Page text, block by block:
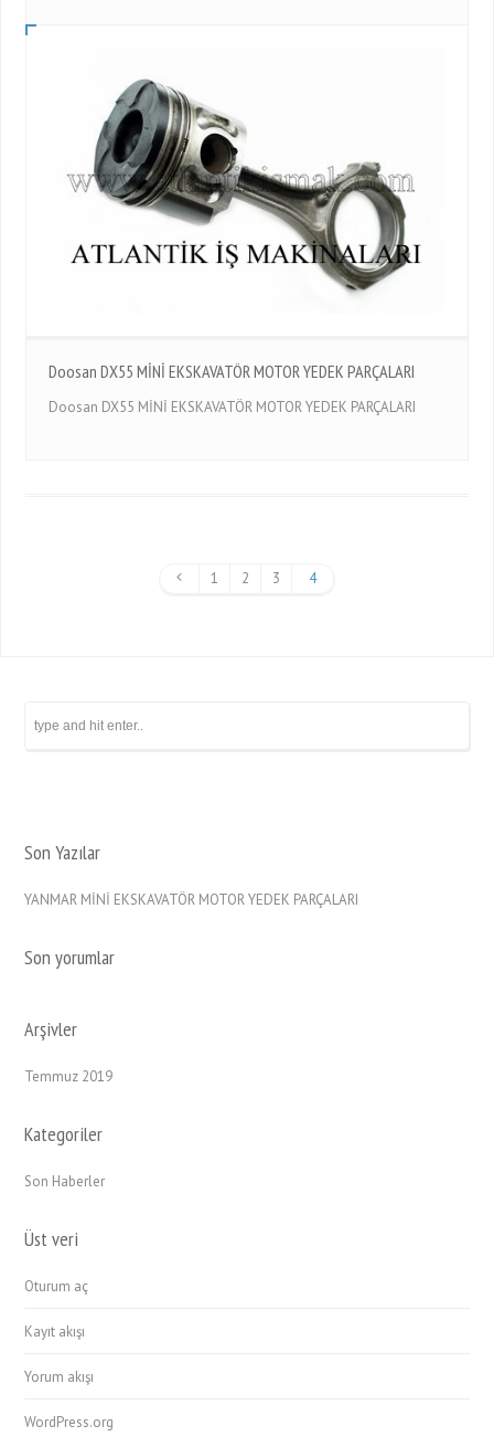
Doosan DX55 MİNİ EKSKAVATÖR MOTOR YEDEK PARÇALARI
Doosan DX55 MİNİ EKSKAVATÖR MOTOR YEDEK PARÇALARI
1 2 3 4
Son Yazılar
YANMAR MİNİ EKSKAVATÖR MOTOR YEDEK PARÇALARI
Son yorumlar
Arşivler
Temmuz 2019
Kategoriler
Son Haberler
Üst veri
Oturum aç
Kayıt akışı
Yorum akışı
WordPress.org